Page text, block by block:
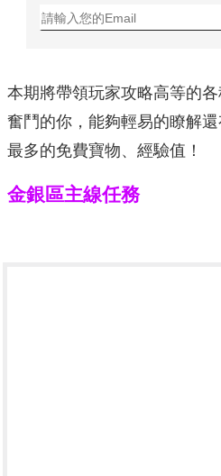
本期將帶領玩家攻略高等的
奮鬥的你，能夠輕易的瞭解
最多的免費寶物、經驗值！
金銀區主線任務